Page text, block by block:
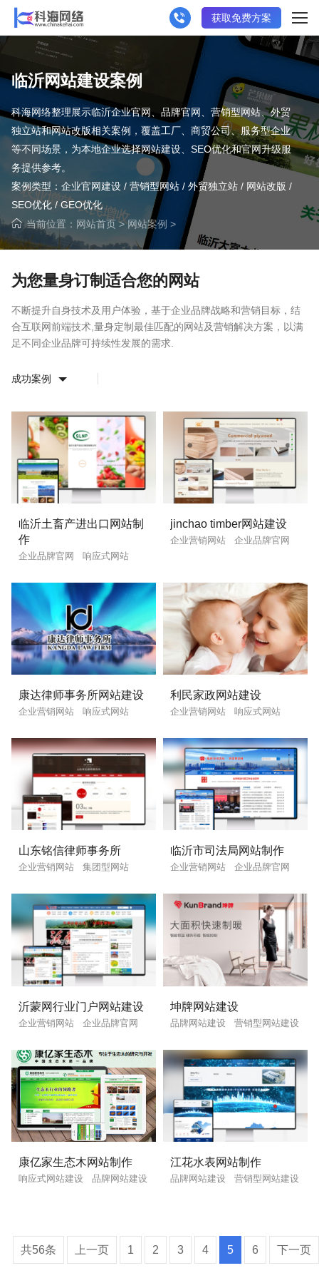
获取免费方案
临沂网站建设案例
科海网络整理展示临沂企业官网、品牌官网、营销型网站、外贸
独立站和网站改版相关案例，覆盖工厂、商贸公司、服务型企业
等不同场景，为本地企业选择网站建设、SEO优化和官网升级服
务提供参考。
案例类型：企业官网建设 / 营销型网站 / 外贸独立站 / 网站改版 /
SEO优化 / GEO优化
当前位置： 网站首页>网站案例 >
为您量身订制适合您的网站
不断提升自身技术及用户体验，基于企业品牌战略和营销目标，结
合互联网前端技术,量身定制最佳匹配的网站及营销解决方案，以满
足不同企业品牌可持续性发展的需求.
成功案例
临沂土畜产进出口网站制
作
企业品牌官网 响应式网站
jinchao timber网站建设
企业营销网站 企业品牌官网
康达律师事务所网站建设
企业营销网站 响应式网站
利民家政网站建设
企业营销网站 响应式网站
山东铭信律师事务所
企业营销网站 集团型网站
临沂市司法局网站制作
企业营销网站 企业品牌官网
沂蒙网行业门户网站建设
企业营销网站 企业品牌官网
坤牌网站建设
品牌网站建设 营销型网站建设
康亿家生态木网站制作
响应式网站建设 品牌网站建设
江花水表网站制作
品牌网站建设 营销型网站建设
共56条 上一页 1 2 3 4 5 6 下一页
微信号
企业网站建设 营销型网站建设 · SEO搜索优
GEO生成式引擎优化 · 外贸独立站建设
英文及多语言网站建设 · 微信小程序开发 ·
您的预算 1万以内 1万-3万 3万-5万